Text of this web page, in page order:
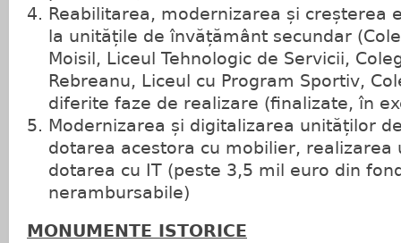
Reabilitarea, modernizarea și creșterea
la unitățile de învățământ secundar
Moisil, Liceul Tehnologic de Servicii,
Rebreanu, Liceul cu Program Sportiv,
diferite faze de realizare (finalizate, în
Modernizarea și digitalizarea unităților
dotarea acestora cu mobilier, realizarea
dotarea cu IT (peste 3,5 mil euro din
nerambursabile)
MONUMENTE ISTORICE